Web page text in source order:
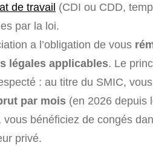
de travail (CDI ou CDD,
par la loi.
a l’obligation de vous
légales applicables. Le
: au titre du SMIC,
par mois (en 2026 depuis
vous bénéficiez de congés
privé.